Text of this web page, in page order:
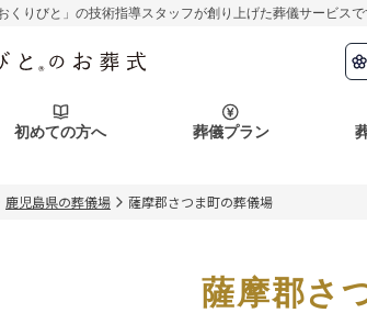
くりびと」の技術指導スタッフが創り上げた葬儀サービスで
初めての方へ
初めての方へ
葬儀プラン
東京都
函館市
ご葬儀事例
葬儀の知識
初めての方へ 納棺の
東京都 埼玉県
札幌市
ご葬儀事例 お客様
葬儀の知識 供花の
鹿児島県の葬儀場 薩摩郡さつま町の葬儀場
薩摩郡さ